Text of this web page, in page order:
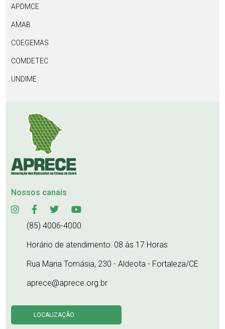
APDMCE
AMAB
COEGEMAS
COMDETEC
UNDIME
Nossos canais
(85) 4006-4000
Horário de atendimento: 08 às 17 Horas
Rua Maria Tomásia, 230 - Aldeota - Fortaleza/CE
aprece@aprece.org.br
LOCALIZAÇÃO